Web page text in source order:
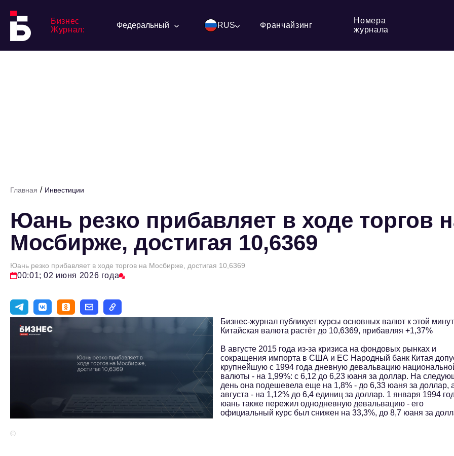
Бизнес
Журнал:
Федеральный RUS Франчайзинг
Номера
журнала
Главная / Инвестиции
Юань резко прибавляет в ходе торгов
Мосбирже, достигая 10,6369
Юань резко прибавляет в ходе торгов на Мосбирже, достигая 10,6369
00:01; 02 июня 2026 года
©
Бизнес-журнал публикует курсы основных валют к этой
Китайская валюта растёт до 10,6369, прибавляя +1,37%
В августе 2015 года из-за кризиса на фондовых рынках и
сокращения импорта в США и ЕС Народный банк Китая
крупнейшую с 1994 года дневную девальвацию
валюты - на 1,99%: с 6,12 до 6,23 юаня за доллар. На
день она подешевела еще на 1,8% - до 6,33 юаня за доллар,
августа - на 1,12% до 6,4 единиц за доллар. 1 января 1994
юань также пережил однодневную девальвацию - его
официальный курс был снижен на 33,3%, до 8,7 юаня за